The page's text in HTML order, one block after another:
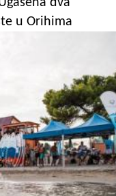
u Orihima